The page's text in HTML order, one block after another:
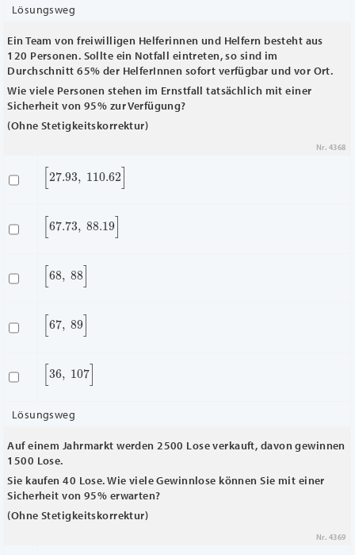
Lösungsweg
Ein Team von freiwilligen Helferinnen und Helfern besteht aus
120 Personen. Sollte ein Notfall eintreten, so sind im
Durchschnitt 65% der HelferInnen sofort verfügbar und vor Ort.
Wie viele Personen stehen im Ernstfall tatsächlich mit einer
Sicherheit von 95% zur Verfügung?
(Ohne Stetigkeitskorrektur)
Nr. 4368
[27.93 110.62
[67.73 88.19]
[68 88]
[67 89]
[36 107 ]
Lösungsweg
Auf einem Jahrmarkt werden 2500 Lose verkauft, davon gewinnen
1500 Lose.
Sie kaufen 40 Lose. Wie viele Gewinnlose können Sie mit einer
Sicherheit von 95% erwarten?
(Ohne Stetigkeitskorrektur)
Nr. 4369